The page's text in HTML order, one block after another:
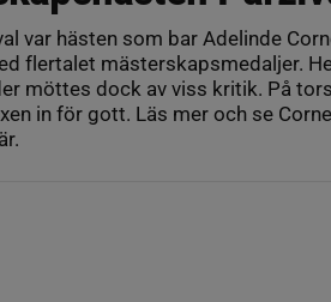
var hästen som bar Adelinde
flertalet mästerskapsmedaljer.
möttes dock av viss kritik. På
in för gott. Läs mer och se